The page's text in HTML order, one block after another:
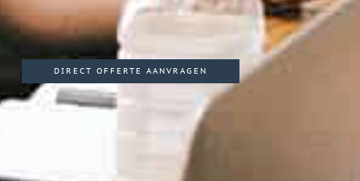
DIRECT OFFERTE AANVRAGEN